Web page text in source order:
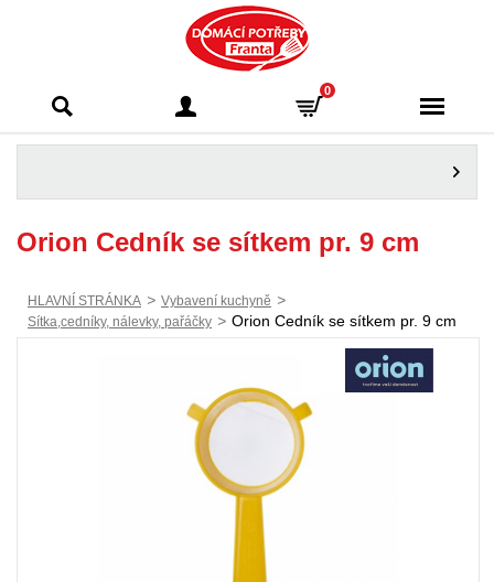
Franta - Příbram
0
Orion Cedník se sítkem pr. 9 cm
HLAVNÍ STRÁNKA > Vybavení kuchyně >
Sítka,cedníky, nálevky, pařáčky > Orion Cedník se sítkem pr. 9 cm